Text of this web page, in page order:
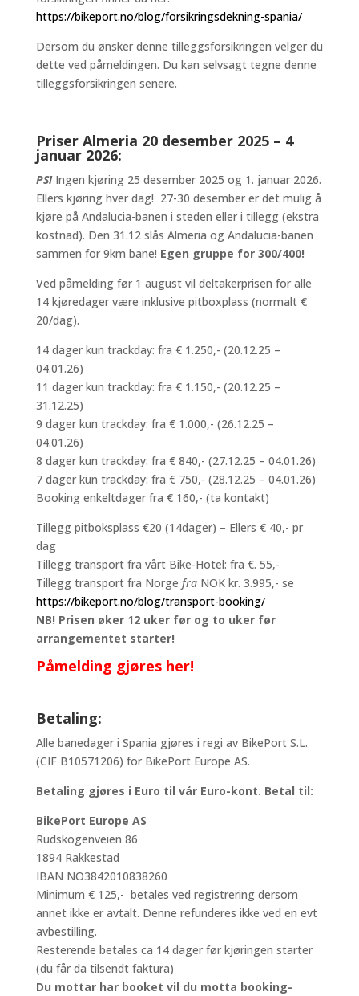
https://bikeport.no/blog/forsikringsdekning-spania/
Dersom du ønsker denne tilleggsforsikringen velger du
dette ved påmeldingen. Du kan selvsagt tegne denne
tilleggsforsikringen senere.
Priser Almeria 20 desember 2025 – 4
januar 2026:
PS! Ingen kjøring 25 desember 2025 og 1. januar 2026.
Ellers kjøring hver dag! 27-30 desember er det mulig å
kjøre på Andalucia-banen i steden eller i tillegg (ekstra
kostnad). Den 31.12 slås Almeria og Andalucia-banen
sammen for 9km bane! Egen gruppe for 300/400!
Ved påmelding før 1 august vil deltakerprisen for alle
14 kjøredager være inklusive pitboxplass (normalt €
20/dag).
14 dager kun trackday: fra € 1.250,- (20.12.25 –
04.01.26)
11 dager kun trackday: fra € 1.150,- (20.12.25 –
31.12.25)
9 dager kun trackday: fra € 1.000,- (26.12.25 –
04.01.26)
8 dager kun trackday: fra € 840,- (27.12.25 – 04.01.26)
7 dager kun trackday: fra € 750,- (28.12.25 – 04.01.26)
Booking enkeltdager fra € 160,- (ta kontakt)
Tillegg pitboksplass €20 (14dager) – Ellers € 40,- pr
dag
Tillegg transport fra vårt Bike-Hotel: fra €. 55,-
Tillegg transport fra Norge fraNOK kr. 3.995,- se
https://bikeport.no/blog/transport-booking/
NB! Prisen øker 12 uker før og to uker før
arrangementet starter!
Påmelding gjøres her!
Betaling:
Alle banedager i Spania gjøres i regi av BikePort S.L.
(CIF B10571206) for BikePort Europe AS.
Betaling gjøres i Euro til vår Euro-kont. Betal til:
BikePort Europe AS
Rudskogenveien 86
1894 Rakkestad
IBAN NO3842010838260
Minimum € 125,- betales ved registrering dersom
annet ikke er avtalt. Denne refunderes ikke ved en evt
avbestilling.
Resterende betales ca 14 dager før kjøringen starter
(du får da tilsendt faktura)
Du mottar har booket vil du motta booking-